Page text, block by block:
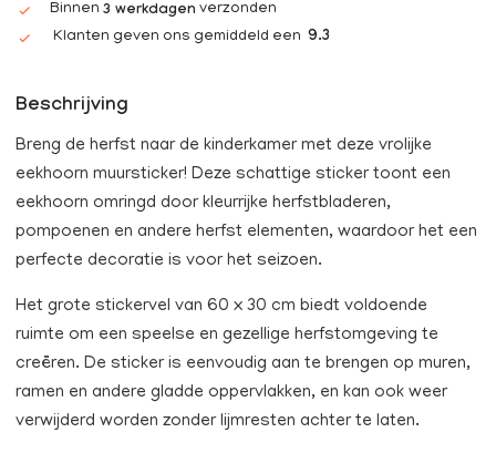
Binnen 3 werkdagen verzonden
Klanten geven ons gemiddeld een 9.3
Beschrijving
Breng de herfst naar de kinderkamer met deze vrolijke
eekhoorn muursticker! Deze schattige sticker toont een
eekhoorn omringd door kleurrijke herfstbladeren,
pompoenen en andere herfst elementen, waardoor het een
perfecte decoratie is voor het seizoen.
Het grote stickervel van 60 x 30 cm biedt voldoende
ruimte om een speelse en gezellige herfstomgeving te
creëren. De sticker is eenvoudig aan te brengen op muren,
ramen en andere gladde oppervlakken, en kan ook weer
verwijderd worden zonder lijmresten achter te laten.